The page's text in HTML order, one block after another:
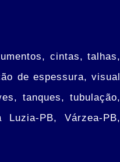
cintas, talhas,
de espessura, visual
tanques, tubulação,
PB, Várzea-PB,